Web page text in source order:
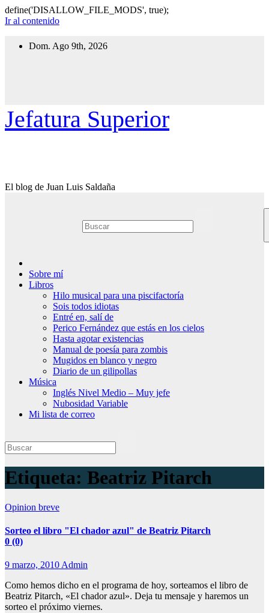
define('DISALLOW_FILE_MODS', true);
Ir al contenido
Dom. Ago 9th, 2026
Jefatura Superior
El blog de Juan Luis Saldaña
Sobre mí
Libros
Hilo musical para una piscifactoría
Sois todos idiotas
Entré en, salí de
Perico Fernández que estás en los cielos
Hasta agotar existencias
Manual de poesía para zombis
Mugidos en blanco y negro
Diario de un gilipollas
Música
Inglés Nivel Medio – Muy jefe
Nubosidad Variable
Mi lista de correo
Etiqueta: Beatriz Pitarch
Opinion breve
Sorteo el libro "El chador azul" de Beatriz Pitarch
0 (0)
9 marzo, 2010Admin
Como hemos dicho en el programa de hoy, sorteamos el libro de
Beatriz Pitarch, «El chador azul». Deja tu mensaje y haremos un
sorteo el próximo viernes.